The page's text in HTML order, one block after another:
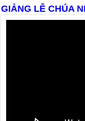
GIẢNG LỄ CHÚA